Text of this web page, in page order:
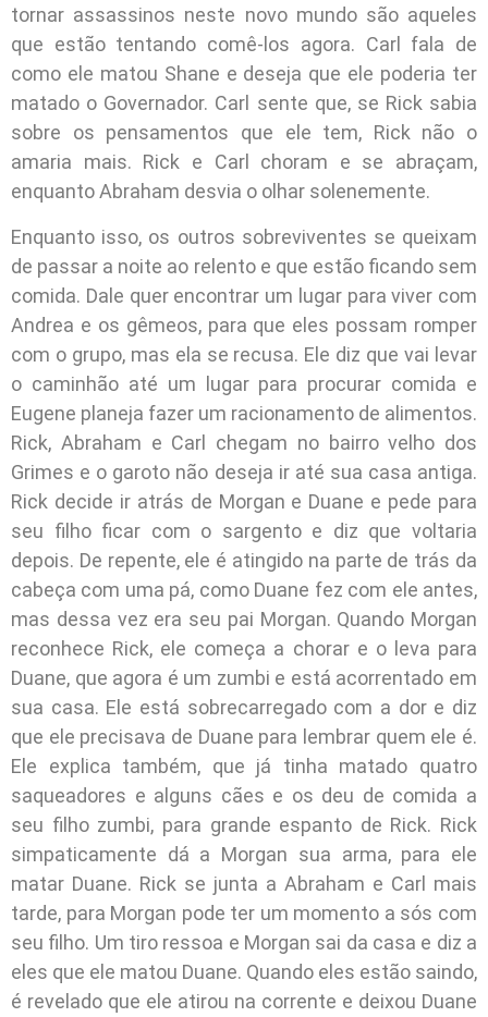
tornar assassinos neste novo mundo são aqueles
que estão tentando comê-los agora. Carl fala de
como ele matou Shane e deseja que ele poderia ter
matado o Governador. Carl sente que, se Rick sabia
sobre os pensamentos que ele tem, Rick não o
amaria mais. Rick e Carl choram e se abraçam,
enquanto Abraham desvia o olhar solenemente.
Enquanto isso, os outros sobreviventes se queixam
de passar a noite ao relento e que estão ficando sem
comida. Dale quer encontrar um lugar para viver com
Andrea e os gêmeos, para que eles possam romper
com o grupo, mas ela se recusa. Ele diz que vai levar
o caminhão até um lugar para procurar comida e
Eugene planeja fazer um racionamento de alimentos.
Rick, Abraham e Carl chegam no bairro velho dos
Grimes e o garoto não deseja ir até sua casa antiga.
Rick decide ir atrás de Morgan e Duane e pede para
seu filho ficar com o sargento e diz que voltaria
depois. De repente, ele é atingido na parte de trás da
cabeça com uma pá, como Duane fez com ele antes,
mas dessa vez era seu pai Morgan. Quando Morgan
reconhece Rick, ele começa a chorar e o leva para
Duane, que agora é um zumbi e está acorrentado em
sua casa. Ele está sobrecarregado com a dor e diz
que ele precisava de Duane para lembrar quem ele é.
Ele explica também, que já tinha matado quatro
saqueadores e alguns cães e os deu de comida a
seu filho zumbi, para grande espanto de Rick. Rick
simpaticamente dá a Morgan sua arma, para ele
matar Duane. Rick se junta a Abraham e Carl mais
tarde, para Morgan pode ter um momento a sós com
seu filho. Um tiro ressoa e Morgan sai da casa e diz a
eles que ele matou Duane. Quando eles estão saindo,
é revelado que ele atirou na corrente e deixou Duane